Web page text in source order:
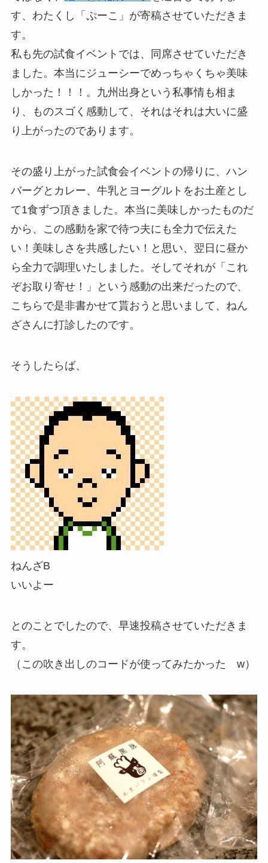
す、わたくし「ぷーこ」が寄稿させていただきま
す。
私も先の試食イベントでは、同席させていただき
ました。本当にジューシーでめっちゃくちゃ美味
しかった！！！。九州出身という私事情も相ま
り、ものスゴく感動して、それはそれは大いに盛
り上がったのであります。
その盛り上がった試食会イベントの帰りに、ハン
バーグとカレー、牛乳とヨーグルトをお土産とし
て1食ずつ頂きました。本当に美味しかったものだ
から、この感動を家で待つ夫にも全力で伝えた
い！美味しさを共感したい！と思い、翌日に昼か
ら全力で調理いたしました。そしてそれが「これ
ぞお取り寄せ！」という感動の出来だったので、
こちらで是非書かせて貰おうと思いまして、ねん
ざさんに打診したのです。
そうしたらば、
ねんざB
いいよー
とのことでしたので、早速投稿させていただきま
す。
（この吹き出しのコードが使ってみたかった w）